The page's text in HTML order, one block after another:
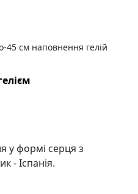
45 см наповнення гелій
у формі серця з
- Іспанія.